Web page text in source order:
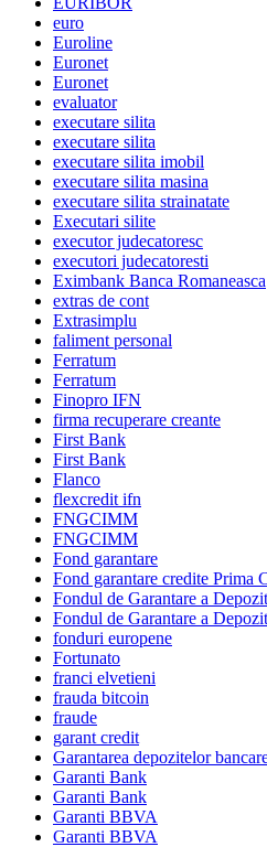
euro
Euroline
Euronet
Euronet
evaluator
executare silita
executare silita
executare silita imobil
executare silita masina
executare silita strainatate
Executari silite
executor judecatoresc
executori judecatoresti
Eximbank Banca Romaneasca
extras de cont
Extrasimplu
faliment personal
Ferratum
Ferratum
Finopro IFN
firma recuperare creante
First Bank
First Bank
Flanco
flexcredit ifn
FNGCIMM
FNGCIMM
Fond garantare
Fond garantare credite Prima
Fondul de Garantare a
Fondul de Garantare a
fonduri europene
Fortunato
franci elvetieni
frauda bitcoin
fraude
garant credit
Garantarea depozitelor
Garanti Bank
Garanti Bank
Garanti BBVA
Garanti BBVA